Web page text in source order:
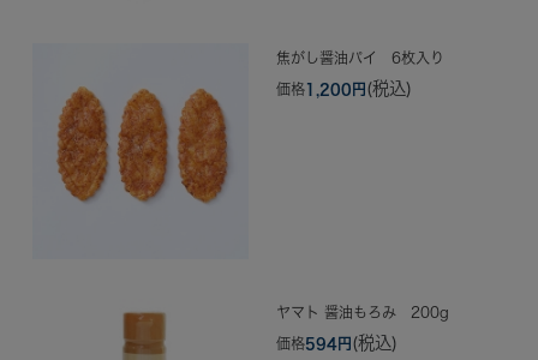
焦がし醤油パイ 6枚入り
価格1,200円 (税込)
ヤマト 醤油もろみ 200g
価格594円 (税込)